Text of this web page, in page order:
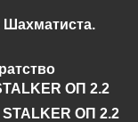
буря в Genshin
0
ОП 2.2
ОП 2.2